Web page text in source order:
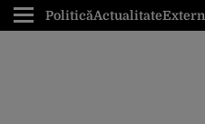
PoliticăActualitate